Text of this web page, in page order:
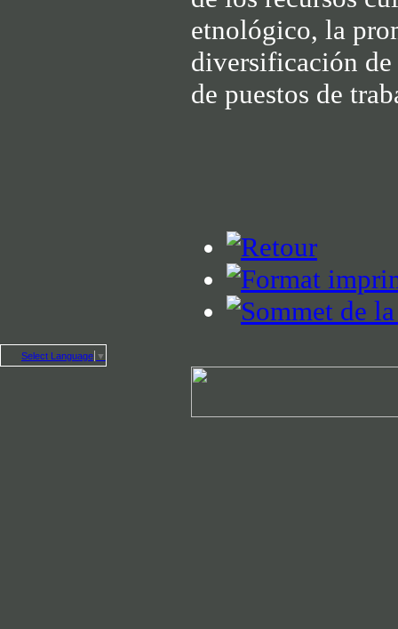
etnológico, la
diversificación de
de puestos de
Select Language ▼